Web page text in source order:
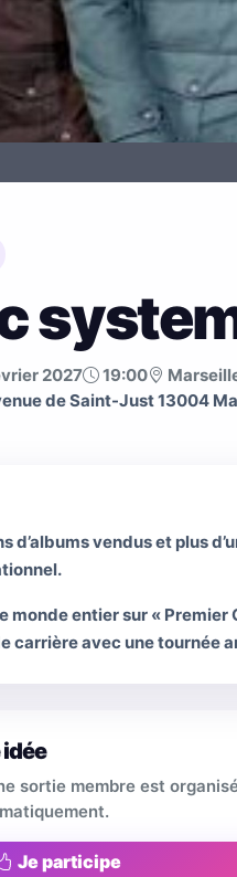
2027 19:00
de Saint­-Just 13004
d’albums vendus et plus
monde entier sur « Premier
carrière avec une tournée
sortie membre est
Je participe